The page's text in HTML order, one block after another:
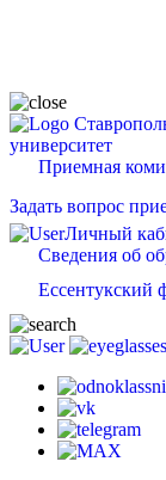
университет
Приемная
Задать вопрос
Личный
Сведения об
Ессентукский